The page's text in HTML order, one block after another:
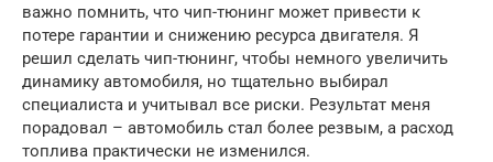
важно помнить, что чип-тюнинг может привести к
потере гарантии и снижению ресурса двигателя. Я
решил сделать чип-тюнинг, чтобы немного увеличить
динамику автомобиля, но тщательно выбирал
специалиста и учитывал все риски. Результат меня
порадовал – автомобиль стал более резвым, а расход
топлива практически не изменился.